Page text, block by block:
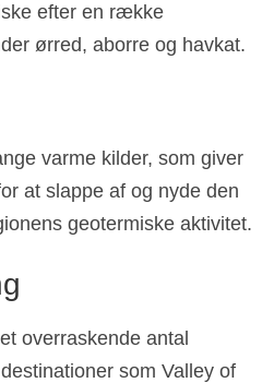
efter en række
ørred, aborre og havkat.
varme kilder, som giver
at slappe af og nyde den
geotermiske aktivitet.
overraskende antal
som Valley of